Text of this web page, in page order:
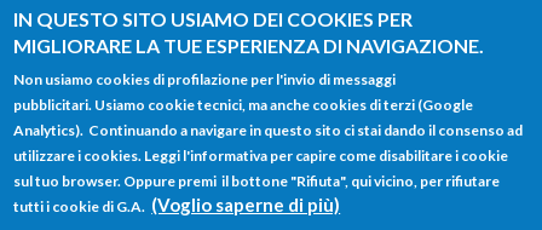
IN QUESTO SITO USIAMO DEI COOKIES PER
MIGLIORARE LA TUE ESPERIENZA DI NAVIGAZIONE.
Non usiamo cookies di profilazione per l'invio di messaggi
pubblicitari. Usiamo cookie tecnici, ma anche cookies di terzi (Google
Analytics). Continuando a navigare in questo sito ci stai dando il consenso ad
utilizzare i cookies. Leggi l'informativa per capire come disabilitare i cookie
sul tuo browser. Oppure premi il bottone "Rifiuta", qui vicino, per rifiutare
tutti i cookie di G.A. (Voglio saperne di più)
Salta al contenuto principale
FORM
DI
Main menu